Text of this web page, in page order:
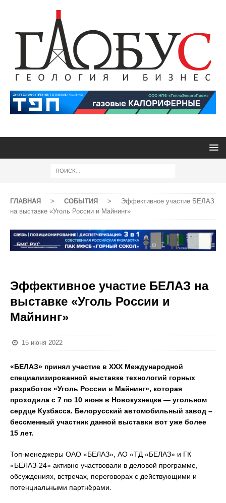
ГЛАВНАЯ > СОБЫТИЯ >
Эффективное участие БЕЛАЗ
на выставке «Уголь России и Майнинг»
Эффективное участие БЕЛАЗ на
выставке «Уголь России и
Майнинг»
15 июня 2022
«БЕЛАЗ» принял участие в XXX Международной
специализированной выставке технологий горных
разработок «Уголь России и Майнинг», которая
проходила с 7 по 10 июня в Новокузнецке — угольном
сердце Кузбасса. Белорусский автомобильный завод –
бессменный участник данной выставки вот уже более
15 лет.
Топ-менеджеры ОАО «БЕЛАЗ», АО «ТД «БЕЛАЗ» и ГК
«БЕЛАЗ-24» активно участвовали в деловой программе,
обсуждениях, встречах, переговорах с действующими и
потенциальными партнёрами.